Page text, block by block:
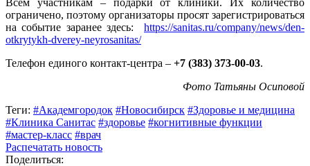
ограничено, поэтому организаторы просят зарегистрироваться
на событие заранее здесь: https://sanitas.ru/company/news/den-
otkrytykh-dverey-neyrosanitas/
Телефон единого контакт-центра – +7 (383) 373-00-03.
Фото Татьяны Осиповой
Теги: #Академгородок #Новосибирск #Здоровье и медицина
#Клиника Санитас #здоровье #когнитивные функции
#мастер-класс #врач
Распечатать новость
Поделиться: